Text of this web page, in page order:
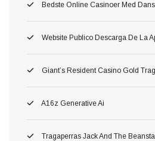
Bedste Online Casinoer Med
Website Publico Descarga De La
Giant’s Resident Casino Gold
A16z Generative Ai
Tragaperras Jack And The